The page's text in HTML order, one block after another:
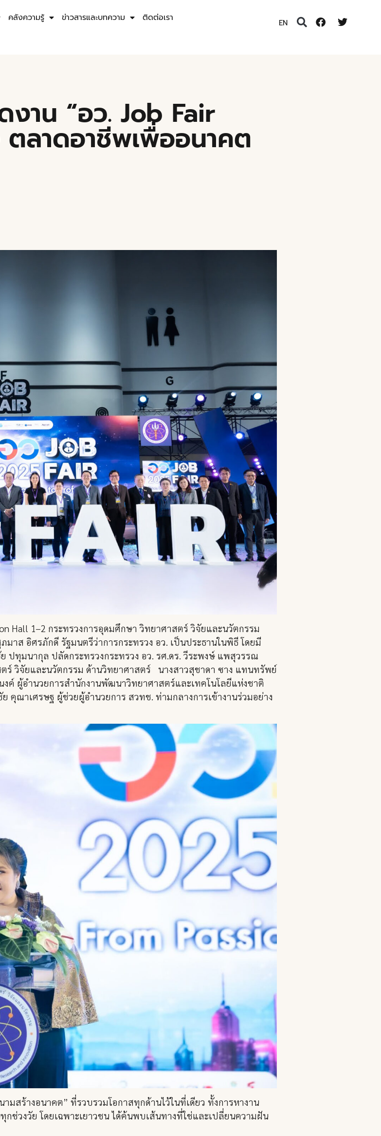
คลังความรู้ ข่าวสารและบทความ ติดต่อเรา EN
งาน “อว. Job Fair
ลาดอาชีพเพื่ออนาคต
Hall 1–2 กระทรวงการอุดมศึกษา วิทยาศาสตร์ วิจัยและนวัตกรรม
มาส อิศรภักดี รัฐมนตรีว่าการกระทรวง อว. เป็นประธานในพิธี โดยมี
ปทุมนากุล ปลัดกระทรวงกระทรวง อว. รศ.ดร. วีระพงษ์ แพสุวรรณ
ร์ วิจัยและนวัตกรรม ด้านวิทยาศาสตร์ นางสาวสุชาดา ซาง แทนทรัพย์
งค์ ผู้อำนวยการสำนักงานพัฒนาวิทยาศาสตร์และเทคโนโลยีแห่งชาติ
ณาเศรษฐ ผู้ช่วยผู้อำนวยการ สวทช. ท่ามกลางการเข้างานร่วมอย่าง
มสร้างอนาคต” ที่รวบรวมโอกาสทุกด้านไว้ในที่เดียว ทั้งการหางาน
ช่วงวัย โดยเฉพาะเยาวชน ได้ค้นพบเส้นทางที่ใช่และเปลี่ยนความฝัน